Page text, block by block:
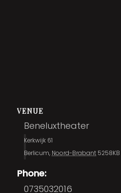
VENUE
Beneluxtheater
Kerkwijk 61
Berlicum, Noord-Brabant 5258KB
Phone:
0735032016